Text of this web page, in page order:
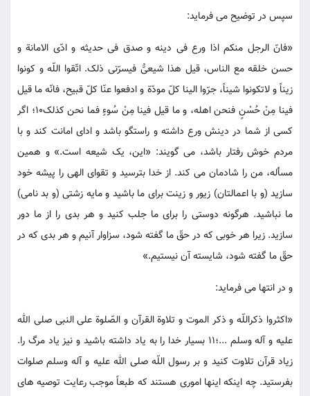
سپس در توضیح می فرماید:
«فانّ الرجل منکم اذا ورع فی دینه و صدق فی حدیثه و ادّی الامانة و
حسن خلقه مع الناس، قیل هذا شیعیٌّ فیسرّنی ذلک. اتّقوا اللّه و کونوا
زیناً و لاتکونوا شیناً، جرّوا الینا کلّ مودّة و ادفعوا عنّا کلّ قبیح، فانّه ما قیل
فینا مِنْ حُسْنٍ فنحن اهله، و ما قیل فینا مِنْ سُوءٍ فما نحن کذلک10؛ اگر
کسی از شما در دینش ورع داشته و راستگو باشد و ادای امانت کند و با
مردم خوش رفتار باشد، می گویند: «این، یک شیعه است.» و همین
مسأله، من را شادمان می کند. از خدا بترسید و تقوای الهی را پیشه خود
سازید (و با اعمالتان) زیور و زینت برای ما باشید و مایه زشتی (و بد نامی)
ما نباشید. هرگونه دوستی را برای ما جلب کنید و هر بدی را از ما دور
سازید. زیرا هر خوبی که در حقّ ما گفته شود، سزاوار آنیم و هر بدی که در
حقّ ما گفته شود، شایسته آن نیستیم.»
و در انتها می فرماید:
«اکثروا ذکراللّه و ذکر الموت و تلاوة القرآن و الصّلوة علی النبی صلی الله
علیه و آله وسلم ...؛11 بسیار خدا را به یاد داشته باشید و نیز یاد مرگ را.
زیاد قرآن تلاوت کنید و بر رسول اللّه صلی الله علیه و آله وسلم صلوات
بفرستید. چه اینکه اینها اموری هستند که طبعاً موجب رعایت توصیه های